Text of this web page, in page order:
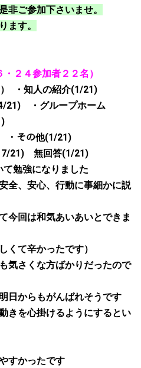
非ご参加下さいませ。
ます。
２４参加者２２名）
） ・知人の紹介(1/21)
21) ・グループホーム
・その他(1/21)
21) 無回答(1/21)
て勉強になりました
全、安心、行動に事細かに説
今回は和気あいあいとできま
て辛かったです）
気さくな方ばかりだったので
日からもがんばれそうです
きを心掛けるようにするとい
すかったです